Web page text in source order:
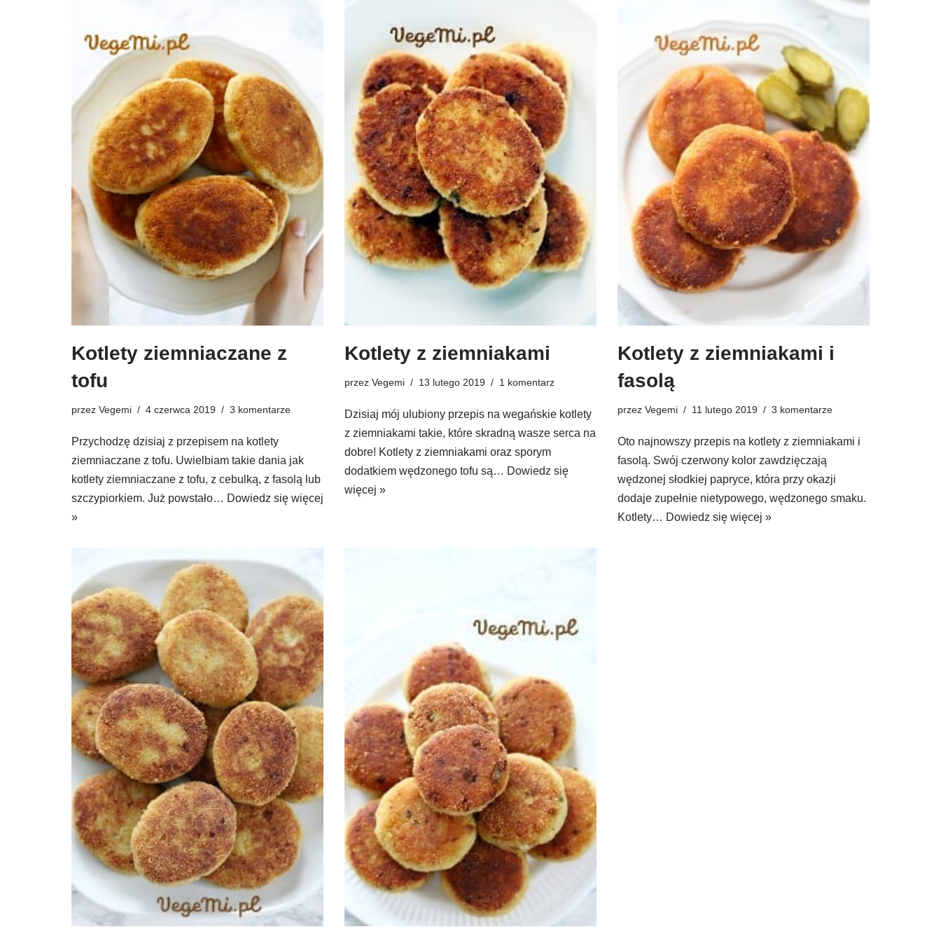
Kotlety ziemniaczane z
tofu
przez Vegemi 4 czerwca 2019 3 komentarze
Przychodzę dzisiaj z przepisem na kotlety
ziemniaczane z tofu. Uwielbiam takie dania jak
kotlety ziemniaczane z tofu, z cebulką, z fasolą lub
szczypiorkiem. Już powstało… Dowiedz się więcej
»
Kotlety z ziemniakami
przez Vegemi 13 lutego 2019 1 komentarz
Dzisiaj mój ulubiony przepis na wegańskie kotlety
z ziemniakami takie, które skradną wasze serca na
dobre! Kotlety z ziemniakami oraz sporym
dodatkiem wędzonego tofu są… Dowiedz się
więcej »
Kotlety z ziemniakami i
fasolą
przez Vegemi 11 lutego 2019 3 komentarze
Oto najnowszy przepis na kotlety z ziemniakami i
fasolą. Swój czerwony kolor zawdzięczają
wędzonej słodkiej papryce, która przy okazji
dodaje zupełnie nietypowego, wędzonego smaku.
Kotlety… Dowiedz się więcej »